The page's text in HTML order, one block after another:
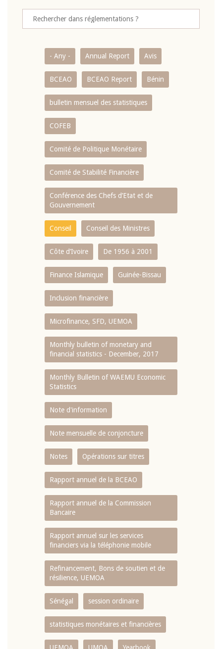
- Any - Annual Report Avis
BCEAO BCEAO Report Bénin
bulletin mensuel des statistiques
COFEB
Comité de Politique Monétaire
Comité de Stabilité Financière
Conférence des Chefs d’Etat et de
Gouvernement
Conseil Conseil des Ministres
Côte d’Ivoire De 1956 à 2001
Finance Islamique Guinée-Bissau
Inclusion financière
Microfinance, SFD, UEMOA
Monthly bulletin of monetary and
financial statistics - December, 2017
Monthly Bulletin of WAEMU Economic
Statistics
Note d'information
Note mensuelle de conjoncture
Notes Opérations sur titres
Rapport annuel de la BCEAO
Rapport annuel de la Commission
Bancaire
Rapport annuel sur les services
financiers via la téléphonie mobile
Refinancement, Bons de soutien et de
résilience, UEMOA
Sénégal session ordinaire
statistiques monétaires et financières